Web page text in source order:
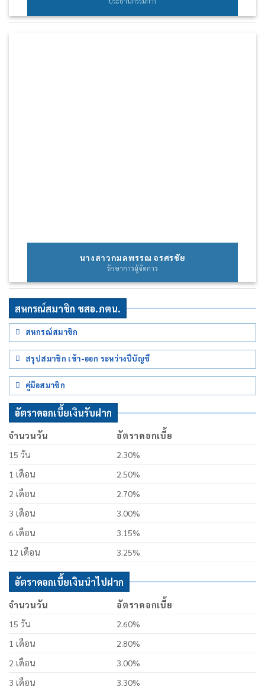
นางสาวกมลพรรณ จรศรชัย
รักษาการผู้จัดการ
สหกรณ์สมาชิก ชสอ.ภตน.
สหกรณ์สมาชิก
สรุปสมาชิก เข้า-ออก ระหว่างปีบัญชี
คู่มือสมาชิก
อัตราดอกเบี้ยเงินรับฝาก
จำนวนวัน
อัตราดอกเบี้ย
15 วัน
2.30%
1 เดือน
2.50%
2 เดือน
2.70%
3 เดือน
3.00%
6 เดือน
3.15%
12 เดือน
3.25%
อัตราดอกเบี้ยเงินนำไปฝาก
จำนวนวัน
อัตราดอกเบี้ย
15 วัน
2.60%
1 เดือน
2.80%
2 เดือน
3.00%
3 เดือน
3.30%